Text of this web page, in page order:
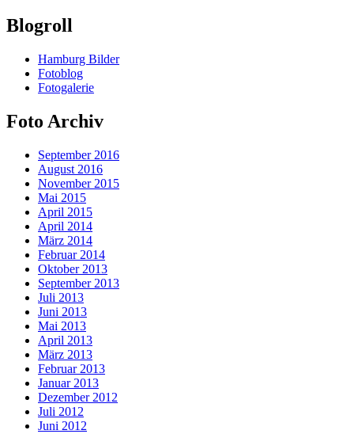
Blogroll
Hamburg Bilder
Fotoblog
Fotogalerie
Foto Archiv
September 2016
August 2016
November 2015
Mai 2015
April 2015
April 2014
März 2014
Februar 2014
Oktober 2013
September 2013
Juli 2013
Juni 2013
Mai 2013
April 2013
März 2013
Februar 2013
Januar 2013
Dezember 2012
Juli 2012
Juni 2012